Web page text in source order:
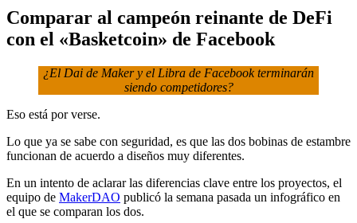
Comparar al campeón reinante de DeFi
con el «Basketcoin» de Facebook
¿El Dai de Maker y el Libra de Facebook terminarán
siendo competidores?
Eso está por verse.
Lo que ya se sabe con seguridad, es que las dos bobinas de estambre
funcionan de acuerdo a diseños muy diferentes.
En un intento de aclarar las diferencias clave entre los proyectos, el
equipo de MakerDAO publicó la semana pasada un infográfico en
el que se comparan los dos.